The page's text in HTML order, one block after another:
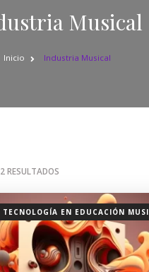
Musical
Inicio Industria Musical
EN EDUCACIÓN